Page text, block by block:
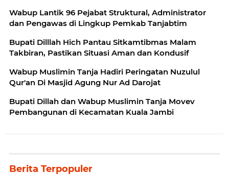
Wabup Lantik 96 Pejabat Struktural, Administrator
dan Pengawas di Lingkup Pemkab Tanjabtim
Bupati Dilllah Hich Pantau Sitkamtibmas Malam
Takbiran, Pastikan Situasi Aman dan Kondusif
Wabup Muslimin Tanja Hadiri Peringatan Nuzulul
Qur'an Di Masjid Agung Nur Ad Darojat
Bupati Dillah dan Wabup Muslimin Tanja Movev
Pembangunan di Kecamatan Kuala Jambi
Berita Terpopuler